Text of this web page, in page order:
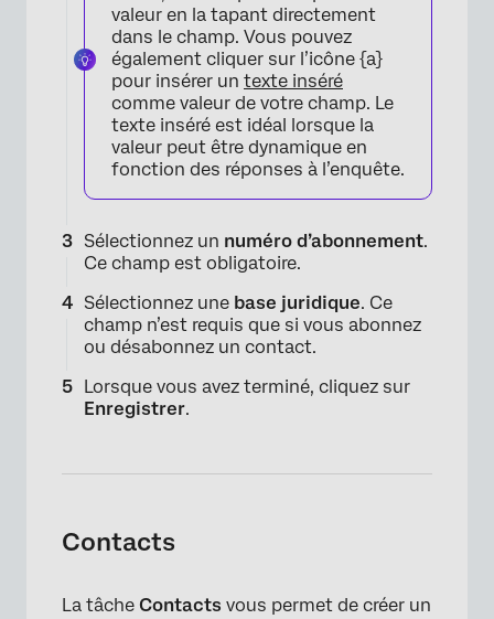
valeur en la tapant directement
dans le champ. Vous pouvez
également cliquer sur l’icône {a}
pour insérer un texte inséré
comme valeur de votre champ. Le
texte inséré est idéal lorsque la
valeur peut être dynamique en
fonction des réponses à l’enquête.
Sélectionnez un numéro d’abonnement.
Ce champ est obligatoire.
Sélectionnez une base juridique. Ce
champ n’est requis que si vous abonnez
ou désabonnez un contact.
Lorsque vous avez terminé, cliquez sur
Enregistrer.
Contacts
La tâche Contacts vous permet de créer un